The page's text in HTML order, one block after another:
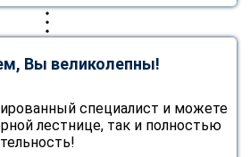
Вы великолепны!
специалист и можете
лестнице, так и полностью